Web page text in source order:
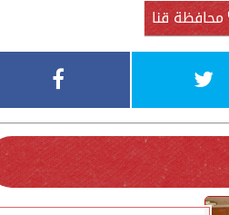
محافظة قنا